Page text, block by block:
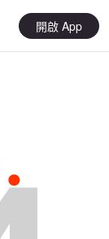
開啟 App